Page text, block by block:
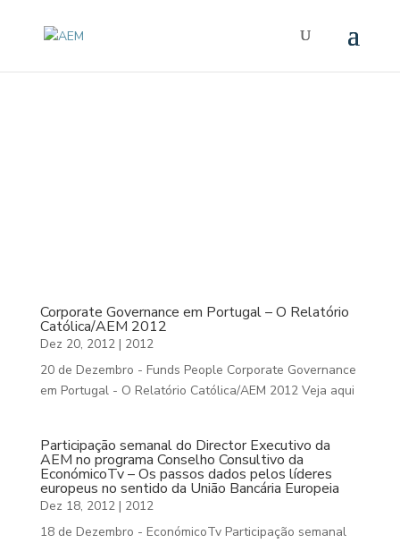
Corporate Governance em Portugal – O Relatório
Católica/AEM 2012
Dez 20, 2012| 2012
20 de Dezembro - Funds People Corporate Governance
em Portugal - O Relatório Católica/AEM 2012 Veja aqui
Participação semanal do Director Executivo da
AEM no programa Conselho Consultivo da
EconómicoTv – Os passos dados pelos líderes
europeus no sentido da União Bancária Europeia
Dez 18, 2012| 2012
18 de Dezembro - EconómicoTv Participação semanal